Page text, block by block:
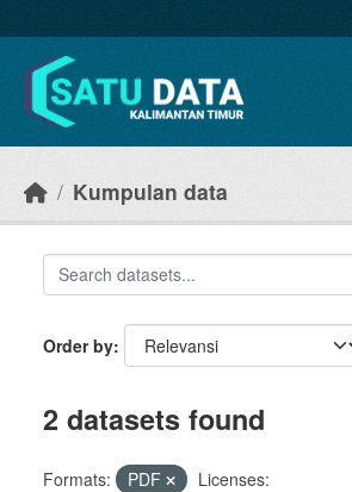
Kumpulan data
Order by
2 datasets found
Formats: PDF
Licenses: